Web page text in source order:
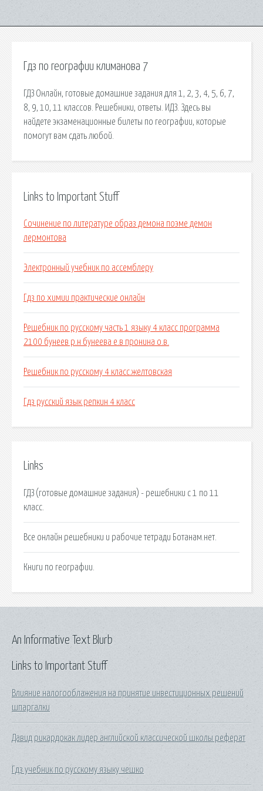
Гдз по географии климанова 7
ГДЗ Онлайн, готовые домашние задания для 1, 2, 3, 4, 5, 6, 7,
8, 9, 10, 11 классов. Решебники, ответы. ИДЗ. Здесь вы
найдете экзаменационные билеты по географии, которые
помогут вам сдать любой.
Links to Important Stuff
Сочинение по литературе образ демона поэме демон
лермонтова
Электронный учебник по ассемблеру
Гдз по химии практические онлайн
Решебник по русскому часть 1 языку 4 класс программа
2100 бунеев р.н бунеева е.в пронина о.в.
Решебник по русскому 4 класс.желтовская
Гдз русский язык репкин 4 класс
Links
ГДЗ (готовые домашние задания) - решебники с 1 по 11
класс.
Все онлайн решебники и рабочие тетради Ботанам.нет.
Книги по географии.
Links to Important Stuff
Влияние налогооблажения на принятие инвестиционных решений
шпаргалки
Давид рикардокак лидер английской классической школы реферат
Гдз учебник по русскому языку чешко
An Informative Text Blurb